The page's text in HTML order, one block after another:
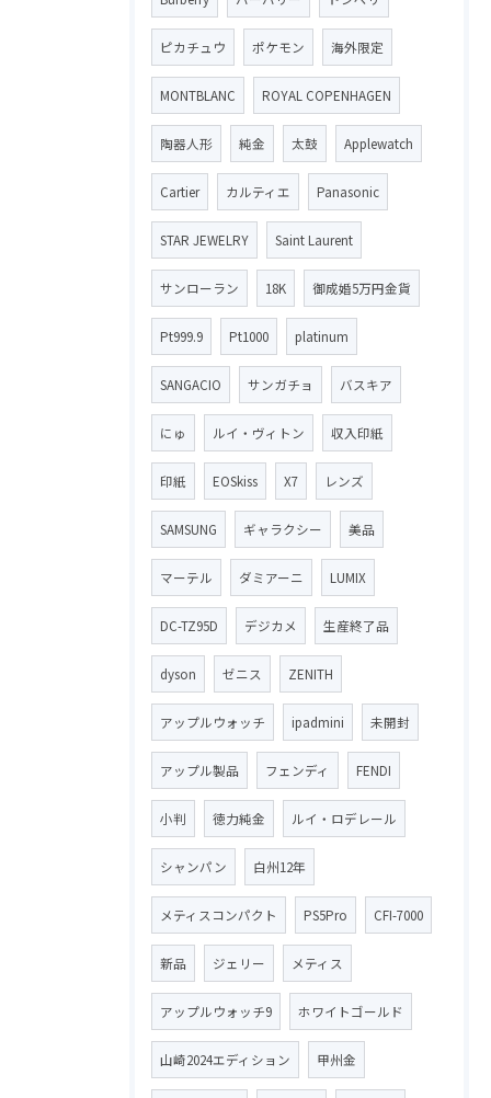
ピカチュウ ポケモン 海外限定
MONTBLANC ROYAL COPENHAGEN
陶器人形 純金 太鼓 Applewatch
Cartier カルティエ Panasonic
STAR JEWELRY Saint Laurent
サンローラン 18K 御成婚5万円金貨
Pt999.9 Pt1000 platinum
SANGACIO サンガチョ バスキア
にゅ ルイ・ヴィトン 収入印紙
印紙 EOSkiss X7 レンズ
SAMSUNG ギャラクシー 美品
マーテル ダミアーニ LUMIX
DC-TZ95D デジカメ 生産終了品
dyson ゼニス ZENITH
アップルウォッチ ipadmini 未開封
アップル製品 フェンディ FENDI
小判 徳力純金 ルイ・ロデレール
シャンパン 白州12年
メティスコンパクト PS5Pro CFI-7000
新品 ジェリー メティス
アップルウォッチ9 ホワイトゴールド
山崎2024エディション 甲州金